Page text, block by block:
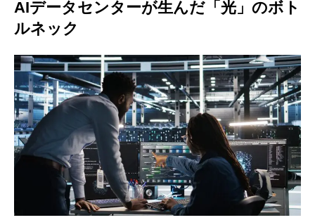
AIデータセンターが生んだ「光」のボト
ルネック